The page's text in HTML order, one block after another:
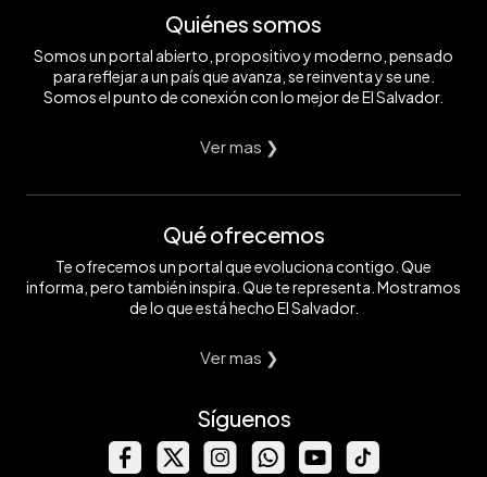
Quiénes somos
Somos un portal abierto, propositivo y moderno, pensado
para reflejar a un país que avanza, se reinventa y se une.
Somos el punto de conexión con lo mejor de El Salvador.
Ver mas ❯
Qué ofrecemos
Te ofrecemos un portal que evoluciona contigo. Que
informa, pero también inspira. Que te representa. Mostramos
de lo que está hecho El Salvador.
Ver mas ❯
Síguenos